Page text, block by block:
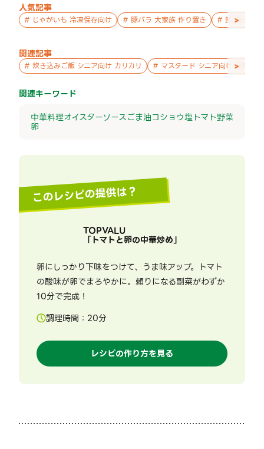
人気記事
# じゃがいも 冷凍保存向け # 豚バラ 大家族 作り置き # 鮭 親子 作
>
関連記事
# 炊き込みご飯 シニア向け カリカリ # マスタード シニア向け 副菜
>
関連キーワード
中華料理オイスターソースごま油コショウ塩トマト野菜
卵
このレシピの提供は？
TOPVALU
「トマトと卵の中華炒め」
卵にしっかり下味をつけて、うま味アップ。トマト
の酸味が卵でまろやかに。頼りになる副菜がわずか
10分で完成！
調理時間： 20分
レシピの作り方を見る